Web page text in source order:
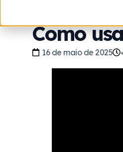
Como
16 de maio de 2025